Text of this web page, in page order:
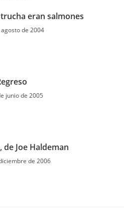
eran salmones
de 2004
junio de 2005
de Joe Haldeman
de 2006